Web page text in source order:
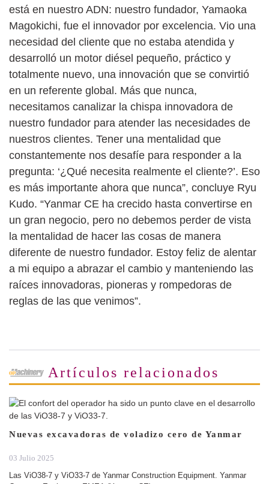
está en nuestro ADN: nuestro fundador, Yamaoka
Magokichi, fue el innovador por excelencia. Vio una
necesidad del cliente que no estaba atendida y
desarrolló un motor diésel pequeño, práctico y
totalmente nuevo, una innovación que se convirtió
en un referente global. Más que nunca,
necesitamos canalizar la chispa innovadora de
nuestro fundador para atender las necesidades de
nuestros clientes. Tener una mentalidad que
constantemente nos desafíe para responder a la
pregunta: ‘¿Qué necesita realmente el cliente?’. Eso
es más importante ahora que nunca”, concluye Ryu
Kudo. “Yanmar CE ha crecido hasta convertirse en
un gran negocio, pero no debemos perder de vista
la mentalidad de hacer las cosas de manera
diferente de nuestro fundador. Estoy feliz de alentar
a mi equipo a abrazar el cambio y manteniendo las
raíces innovadoras, pioneras y rompedoras de
reglas de las que venimos”.
Artículos relacionados
Nuevas excavadoras de voladizo cero de Yanmar
03 Julio 2025
Las ViO38-7 y ViO33-7 de Yanmar Construction Equipment. Yanmar